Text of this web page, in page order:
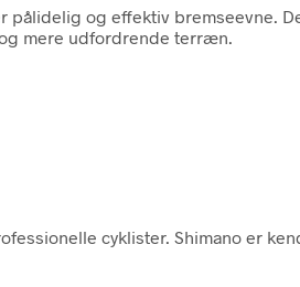
pålidelig og effektiv bremseevne.
mere udfordrende terræn.
cyklister. Shimano er